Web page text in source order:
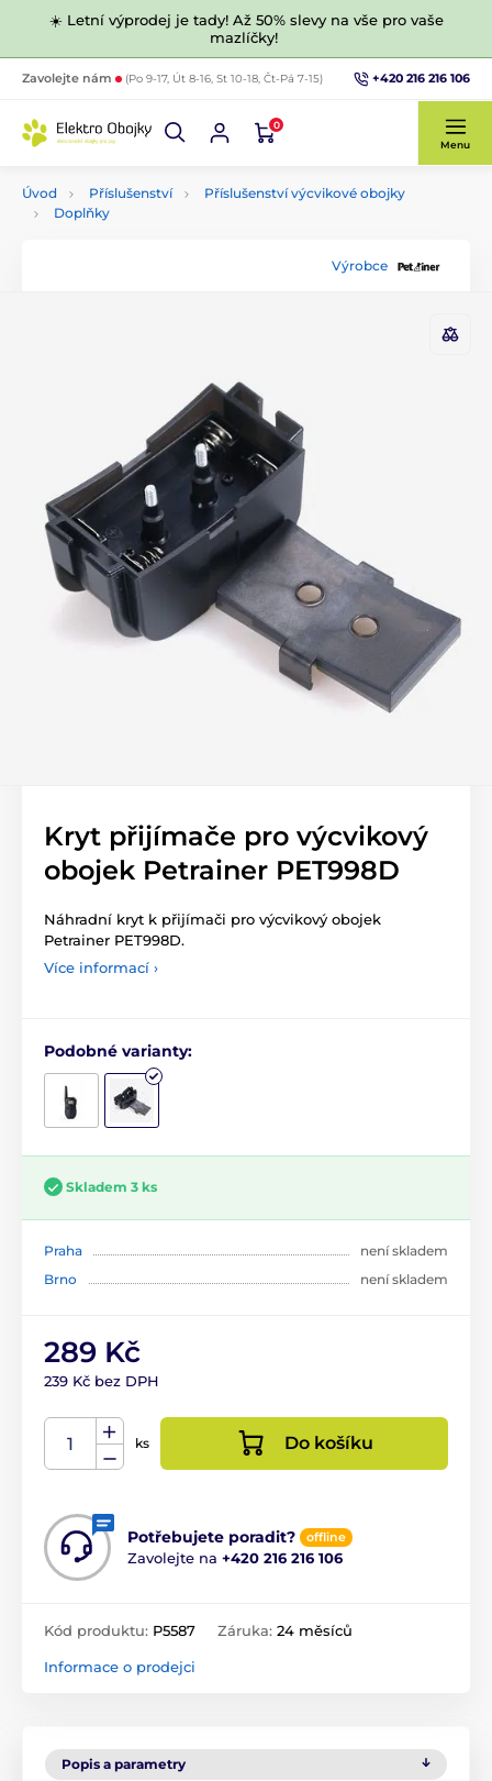
☀️ Letní výprodej je tady! Až 50% slevy na vše pro vaše
mazlíčky!
Zavolejte nám (Po 9-17, Út 8-16, St 10-18, Čt-Pá 7-15) +420 216 216 106
0
Menu
Úvod Příslušenství
Příslušenství výcvikové obojky
Doplňky
Výrobce
Kryt přijímače pro výcvikový
obojek Petrainer PET998D
Náhradní kryt k přijímači pro výcvikový obojek
Petrainer PET998D.
Více informací ›
Podobné varianty:
Skladem 3 ks
Praha
není skladem
Brno
není skladem
289 Kč
239 Kč bez DPH
ks Do košíku
Potřebujete poradit? offline
Zavolejte na +420 216 216 106
Kód produktu: P5587 Záruka: 24 měsíců
Informace o prodejci
Popis a parametry